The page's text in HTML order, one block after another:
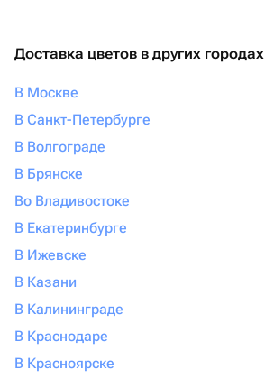
Доставка цветов в других городах
В Москве
В Санкт-Петербурге
В Волгограде
В Брянске
Во Владивостоке
В Екатеринбурге
В Ижевске
В Казани
В Калининграде
В Краснодаре
В Красноярске